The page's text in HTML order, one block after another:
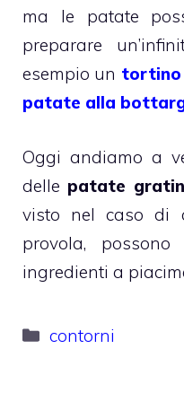
ma le patate
preparare
esempio un
patate alla
Oggi andiamo a
delle patate
visto nel caso di
provola, possono
ingredienti a
Categorie
contorni